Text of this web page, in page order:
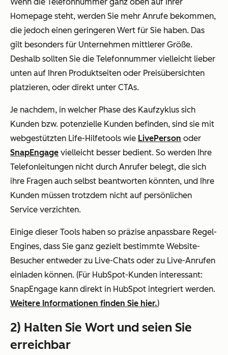
Homepage steht, werden Sie mehr Anrufe bekommen,
die jedoch einen geringeren Wert für Sie haben. Das
gilt besonders für Unternehmen mittlerer Größe.
Deshalb sollten Sie die Telefonnummer vielleicht lieber
unten auf Ihren Produktseiten oder Preisübersichten
platzieren, oder direkt unter CTAs.
Je nachdem, in welcher Phase des Kaufzyklus sich
Kunden bzw. potenzielle Kunden befinden, sind sie mit
webgestützten Life-Hilfetools wie LivePerson oder
SnapEngage vielleicht besser bedient. So werden Ihre
Telefonleitungen nicht durch Anrufer belegt, die sich
ihre Fragen auch selbst beantworten könnten, und Ihre
Kunden müssen trotzdem nicht auf persönlichen
Service verzichten.
Einige dieser Tools haben so präzise anpassbare Regel-
Engines, dass Sie ganz gezielt bestimmte Website-
Besucher entweder zu Live-Chats oder zu Live-Anrufen
einladen können. (Für HubSpot-Kunden interessant:
SnapEngage kann direkt in HubSpot integriert werden.
Weitere Informationen finden Sie hier.)
2) Halten Sie Wort und seien Sie
erreichbar